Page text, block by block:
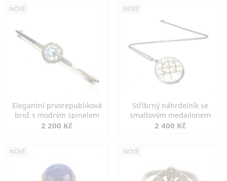
NOVÉ
Elegantní prvorepubliková
brož s modrým spinelem
2 200 Kč
NOVÉ
Stříbrný náhrdelník se
smaltovým medailonem
2 400 Kč
NOVÉ NOVÉ